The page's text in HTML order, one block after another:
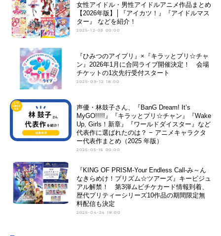
女性アイドル・男性アイドルアニメ作品まとめ
【2026年版】│『アイカツ！』『アイドルマス
ター』 などを紹介！
2025-12-03 00:00
『ひみつのアイプリ』×『キラッとプリ☆チャ
ン』2026年1月に合同ライブ開催決定！ 会場
チケットの1次先行受付スタート
2025-09-12 18:00
声優・林鼓子さん、『BanG Dream! It’s
MyGO!!!!!』『キラッとプリ☆チャン』『Wake
Up, Girls！新章』『ワールドダイスター』など
代表作に選ばれたのは？ − アニメキャラクタ
ー代表作まとめ（2025 年版）
2025-05-15 00:00
『KING OF PRISM-Your Endless Call-み～ん
なきらめけ！プリズム☆ツアーズ』キービジュ
アル解禁！ 第3弾ムビチケカード情報到着、
歴代プリティーシリーズ10作品の期間限定無
料配信も決定
2025-04-24 18:00